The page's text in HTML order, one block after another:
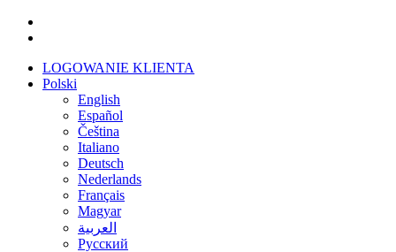
Przejdź
treści
LOGOWANIE KLIENTA
Polski
English
Español
Čeština
Italiano
Deutsch
Nederlands
Français
Magyar
العربية‏
Русский